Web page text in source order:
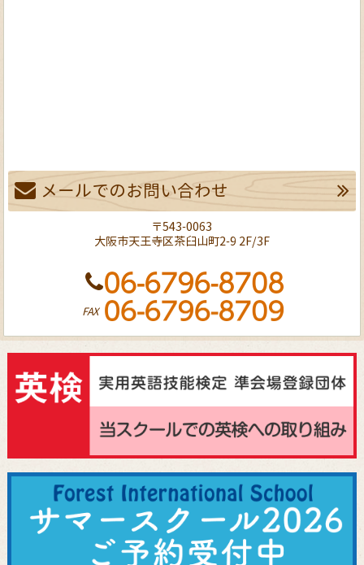
メールでのお問い合わせ
〒543-0063
大阪市天王寺区茶臼山町2-9 2F/3F
FAX